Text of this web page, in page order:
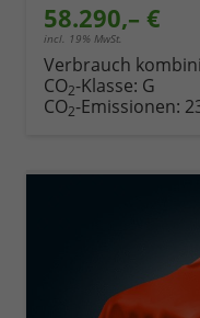
58.290,– €
incl. 19% MwSt.
Verbrauch
CO2-Klasse: G
CO2-Emissionen: